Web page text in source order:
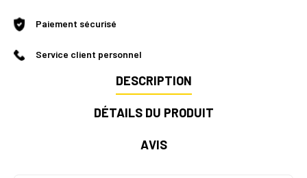
Paiement sécurisé
Service client personnel
DESCRIPTION
DÉTAILS DU PRODUIT
AVIS